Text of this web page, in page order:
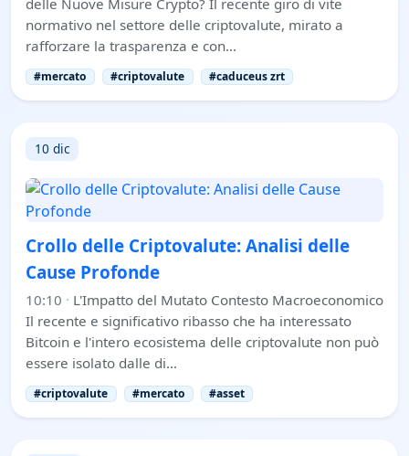
delle Nuove Misure Crypto? Il recente giro di vite
normativo nel settore delle criptovalute, mirato a
rafforzare la trasparenza e con…
#mercato #criptovalute #caduceus zrt
10 dic
Crollo delle Criptovalute: Analisi delle
Cause Profonde
10:10 · L'Impatto del Mutato Contesto Macroeconomico
Il recente e significativo ribasso che ha interessato
Bitcoin e l'intero ecosistema delle criptovalute non può
essere isolato dalle di…
#criptovalute #mercato #asset